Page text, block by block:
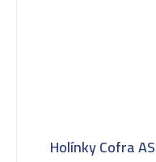
Holínky Cofra